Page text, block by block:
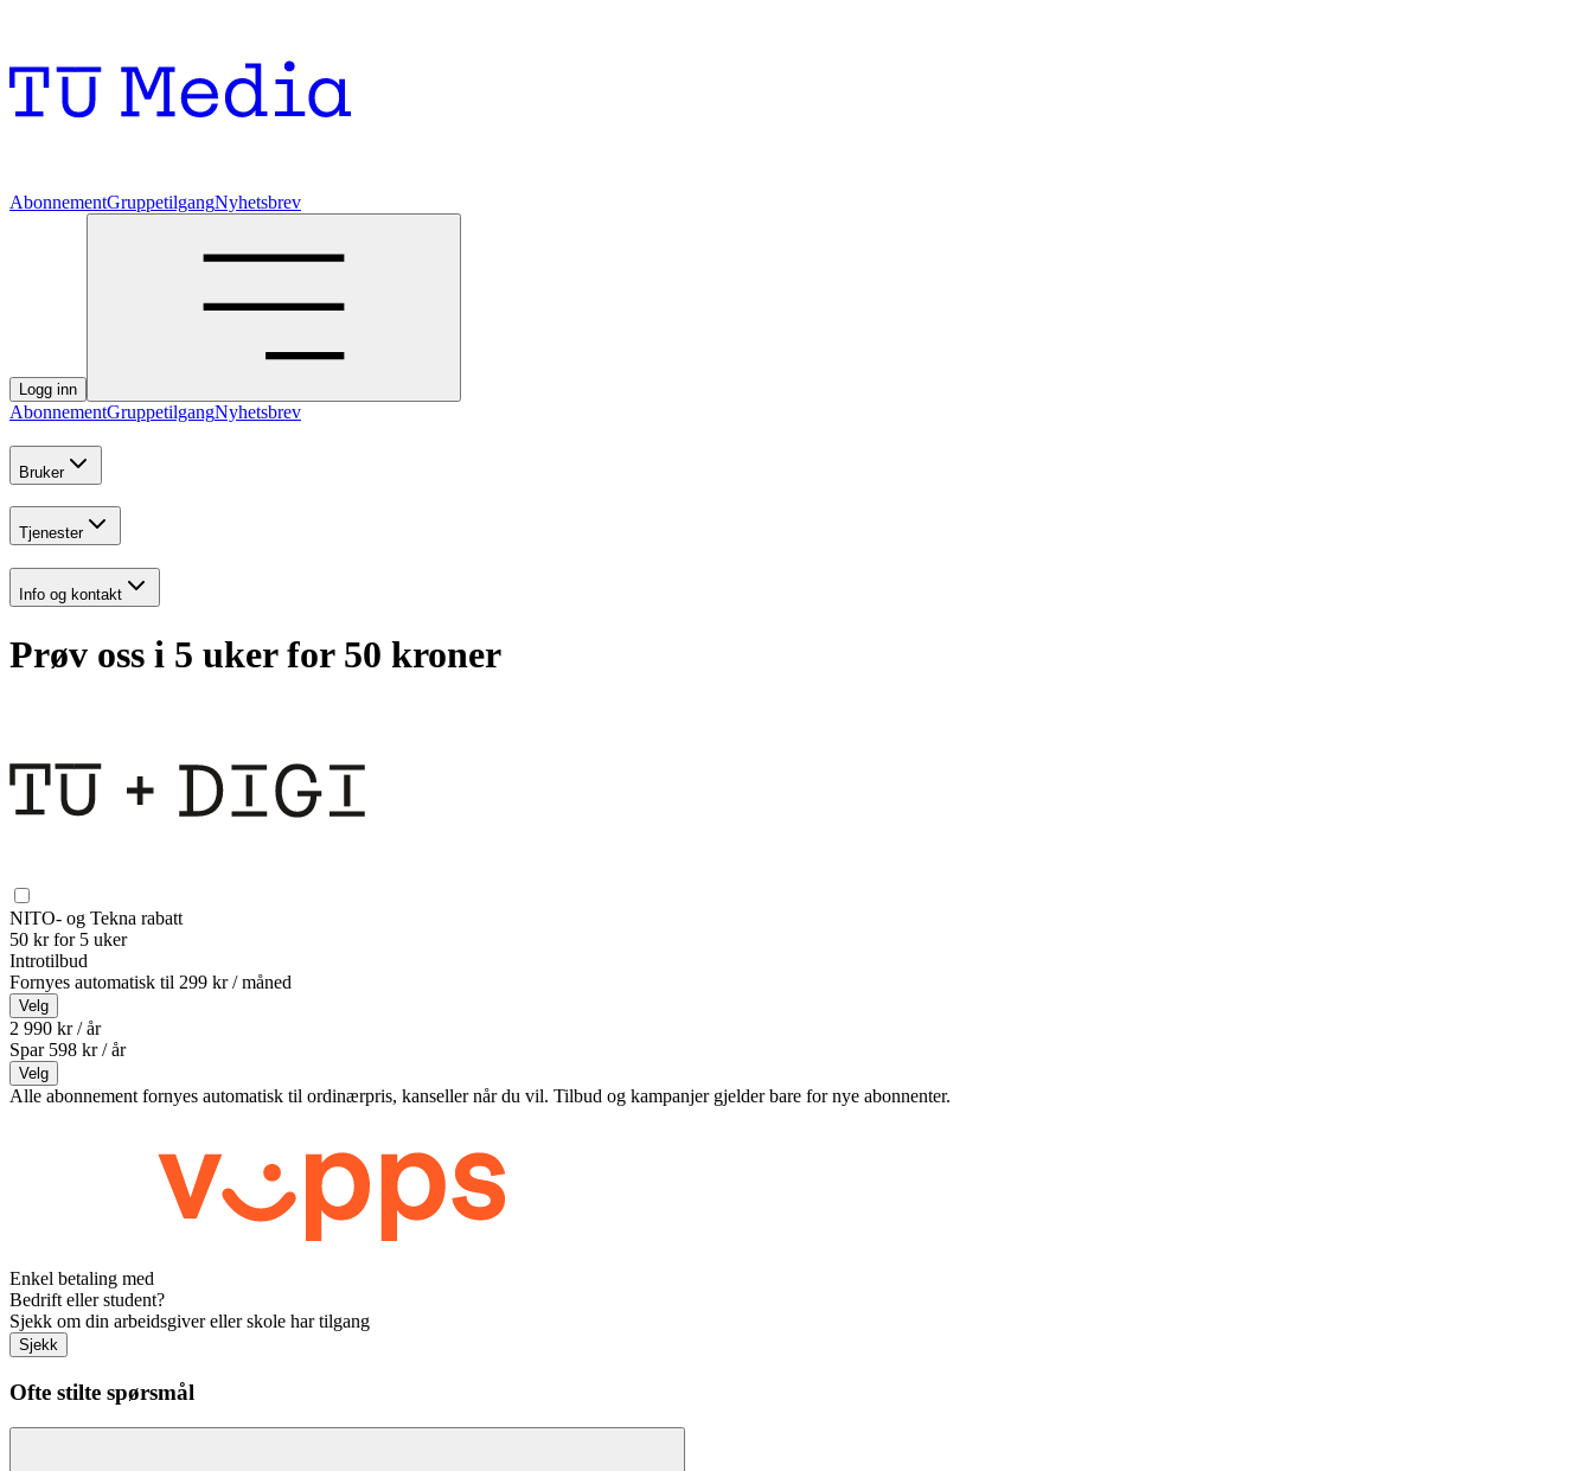
AbonnementGruppetilgangNyhetsbrev
Logg inn
AbonnementGruppetilgangNyhetsbrev
Bruker
Tjenester
Info og kontakt
Prøv oss i 5 uker for 50 kroner
NITO- og Tekna rabatt
50 kr for 5 uker
Introtilbud
Fornyes automatisk til 299 kr / måned
Velg
2 990 kr / år
Spar 598 kr /år
Velg
Alle abonnement fornyes automatisk til ordinærpris, kanseller når du vil. Tilbud og kampanjer gjelder bare for nye abonnenter.
Enkel betaling med
Bedrift eller student?
Sjekk om din arbeidsgiver eller skole har tilgang
Sjekk
Ofte stilte spørsmål